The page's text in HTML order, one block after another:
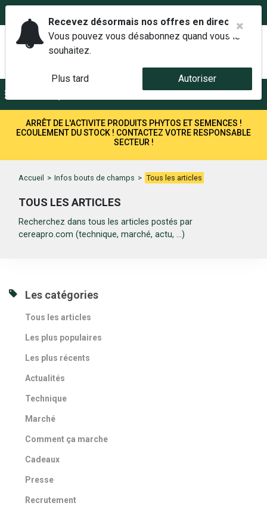
ARRÊT DE L'ACTIVITE PRODUITS PHYTOS ET SEMENCES !
ECOULEMENT DU STOCK ! CONTACTEZ VOTRE RESPONSABLE
SECTEUR !
Accueil > Infos bouts de champs > Tous les articles
TOUS LES ARTICLES
Recherchez dans tous les articles postés par
cereapro.com (technique, marché, actu, ...)
Les catégories
Tous les articles
Les plus populaires
Les plus récents
Actualités
Technique
Marché
Comment ça marche
Cadeaux
Presse
Recrutement
Recevez désormais nos offres en direct.
Vous pouvez vous désabonnez quand vous le
souhaitez.
Plus tard Autoriser